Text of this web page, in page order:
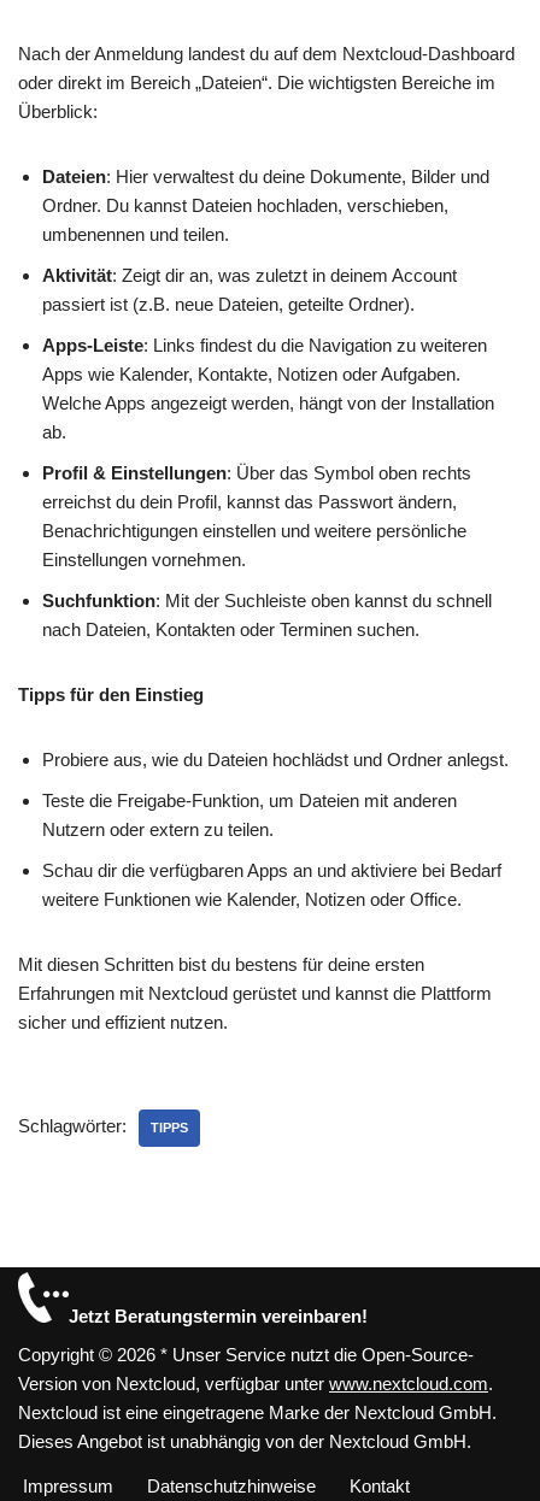
Nach der Anmeldung landest du auf dem Nextcloud-Dashboard
oder direkt im Bereich „Dateien“. Die wichtigsten Bereiche im
Überblick:
Dateien: Hier verwaltest du deine Dokumente, Bilder und
Ordner. Du kannst Dateien hochladen, verschieben,
umbenennen und teilen.
Aktivität: Zeigt dir an, was zuletzt in deinem Account
passiert ist (z.B. neue Dateien, geteilte Ordner).
Apps-Leiste: Links findest du die Navigation zu weiteren
Apps wie Kalender, Kontakte, Notizen oder Aufgaben.
Welche Apps angezeigt werden, hängt von der Installation
ab.
Profil & Einstellungen: Über das Symbol oben rechts
erreichst du dein Profil, kannst das Passwort ändern,
Benachrichtigungen einstellen und weitere persönliche
Einstellungen vornehmen.
Suchfunktion: Mit der Suchleiste oben kannst du schnell
nach Dateien, Kontakten oder Terminen suchen.
Tipps für den Einstieg
Probiere aus, wie du Dateien hochlädst und Ordner anlegst.
Teste die Freigabe-Funktion, um Dateien mit anderen
Nutzern oder extern zu teilen.
Schau dir die verfügbaren Apps an und aktiviere bei Bedarf
weitere Funktionen wie Kalender, Notizen oder Office.
Mit diesen Schritten bist du bestens für deine ersten
Erfahrungen mit Nextcloud gerüstet und kannst die Plattform
sicher und effizient nutzen.
Schlagwörter: TIPPS
Jetzt Beratungstermin vereinbaren!
Copyright © 2026 * Unser Service nutzt die Open-Source-
Version von Nextcloud, verfügbar unter www.nextcloud.com.
Nextcloud ist eine eingetragene Marke der Nextcloud GmbH.
Dieses Angebot ist unabhängig von der Nextcloud GmbH.
Impressum Datenschutzhinweise Kontakt